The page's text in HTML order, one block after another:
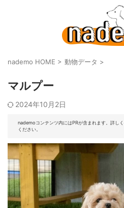
nademo HOME > 動物データ >
マルプー
2024年10月2日
nademoコンテンツ内にはPRが含まれます。詳し
ください。